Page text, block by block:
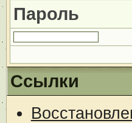
Пароль
Ссылки